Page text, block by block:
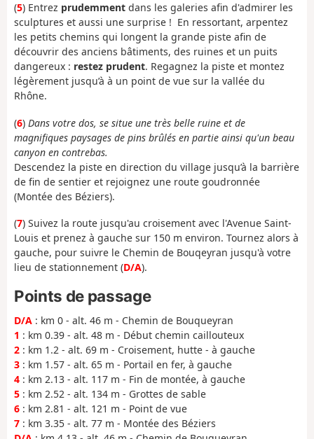
(5) Entrez prudemment dans les galeries afin d'admirer les
sculptures et aussi une surprise ! En ressortant, arpentez
les petits chemins qui longent la grande piste afin de
découvrir des anciens bâtiments, des ruines et un puits
dangereux : restez prudent. Regagnez la piste et montez
légèrement jusqu’à à un point de vue sur la vallée du
Rhône.
(6) Dans votre dos, se situe une très belle ruine et de
magnifiques paysages de pins brûlés en partie ainsi qu'un beau
canyon en contrebas.
Descendez la piste en direction du village jusqu’à la barrière
de fin de sentier et rejoignez une route goudronnée
(Montée des Béziers).
(7) Suivez la route jusqu'au croisement avec l'Avenue Saint-
Louis et prenez à gauche sur 150 m environ. Tournez alors à
gauche, pour suivre le Chemin de Bouqeyran jusqu'à votre
lieu de stationnement (D/A).
Points de passage
D/A : km 0 - alt. 46 m - Chemin de Bouqueyran
1 : km 0.39 - alt. 48 m - Début chemin caillouteux
2 : km 1.2 - alt. 69 m - Croisement, hutte - à gauche
3 : km 1.57 - alt. 65 m - Portail en fer, à gauche
4 : km 2.13 - alt. 117 m - Fin de montée, à gauche
5 : km 2.52 - alt. 134 m - Grottes de sable
6 : km 2.81 - alt. 121 m - Point de vue
7 : km 3.35 - alt. 77 m - Montée des Béziers